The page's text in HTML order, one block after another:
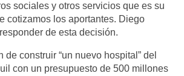
sociales y otros servicios que es su
cotizamos los aportantes. Diego
de esta decisión.
de construir “un nuevo hospital” del
con un presupuesto de 500 millones